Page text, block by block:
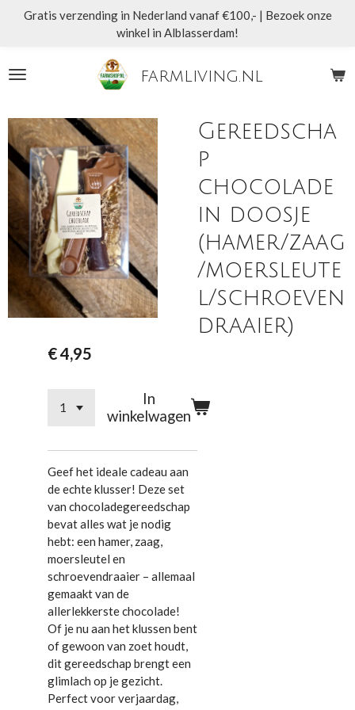
de
farmliving.nl
Gratis verzending in Nederland vanaf €100,- | Bezoek onze
winkel in Alblasserdam!
Gereedscha
p
chocolade
in doosje
(hamer/zaag
/moersleute
l/schroeven
draaier)
€ 4,95
In
winkelwagen
Geef het ideale cadeau aan
de echte klusser! Deze set
van chocoladegereedschap
bevat alles wat je nodig
hebt: een hamer, zaag,
moersleutel en
schroevendraaier – allemaal
gemaakt van de
allerlekkerste chocolade!
Of je nu aan het klussen bent
of gewoon van zoet houdt,
dit gereedschap brengt een
glimlach op je gezicht.
Perfect voor verjaardag,